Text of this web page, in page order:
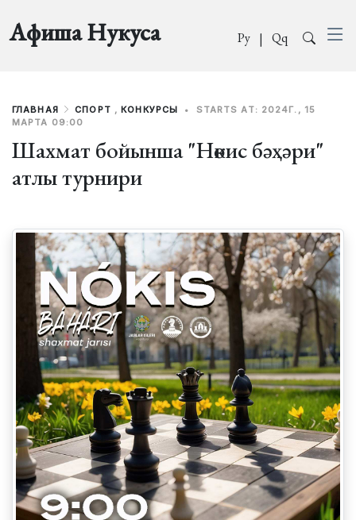
Афиша Нукуса Ру | Qq
ГЛАВНАЯ СПОРТ , КОНКУРСЫ •
STARTS AT: 2024Г., 15
МАРТА 09:00
Шахмат бойынша "Нөкис бәҳәри"
атлы турнири